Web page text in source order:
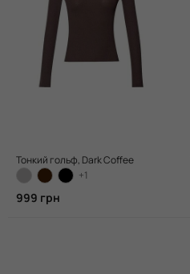
Тонкий гольф, Dark Coffee
+1
999 грн